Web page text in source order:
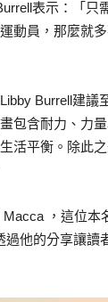
表示：「只
動員，那麼就
Burrell建議
包含耐力、力
活平衡。除此
，這位本
他的分享讓讀